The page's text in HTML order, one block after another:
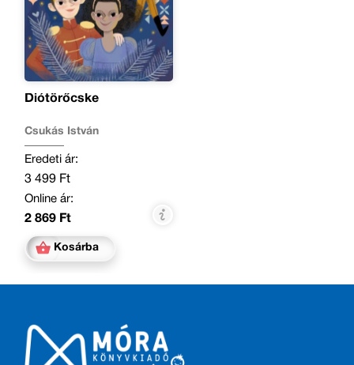
Diótörőcske
Csukás István
Eredeti ár:
3 499 Ft
Online ár:
2 869 Ft
Kosárba